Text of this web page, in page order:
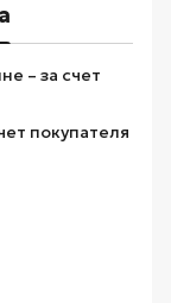
– за счет
покупателя